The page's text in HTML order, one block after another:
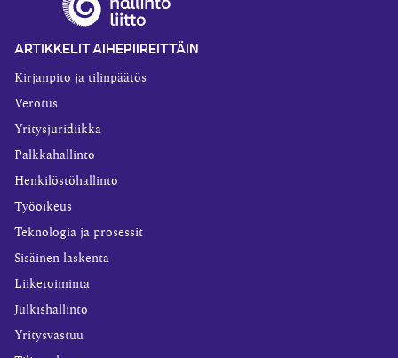
ARTIKKELIT AIHEPIIREITTÄIN
Kirjanpito ja tilinpäätös
Verotus
Yritysjuridiikka
Palkkahallinto
Henkilöstöhallinto
Työoikeus
Teknologia ja prosessit
Sisäinen laskenta
Liiketoiminta
Julkishallinto
Yritysvastuu